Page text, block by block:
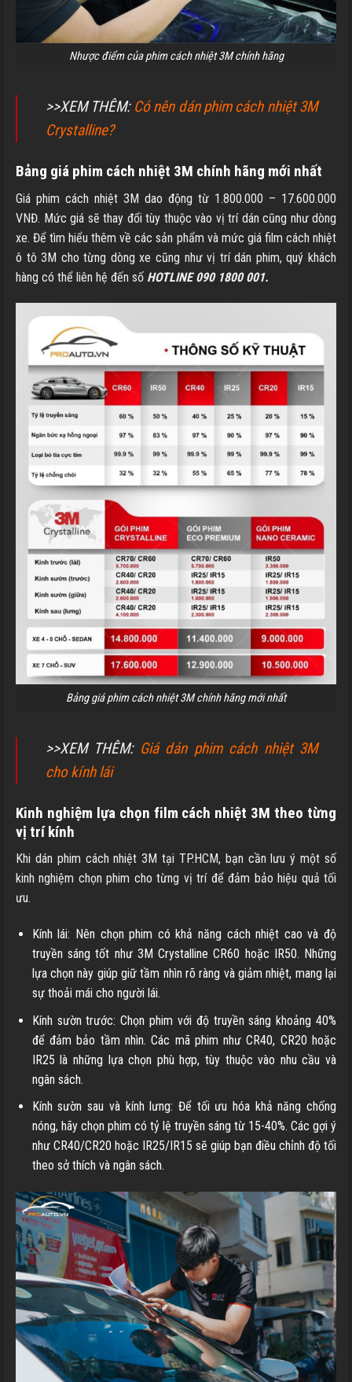
Nhược điểm của phim cách nhiệt 3M chính hãng
>>XEM THÊM:Có nên dán phim cách nhiệt 3M
Crystalline?
Bảng giá phim cách nhiệt 3M chính hãng mới nhất
Giá phim cách nhiệt 3M dao động từ 1.800.000 – 17.600.000
VNĐ. Mức giá sẽ thay đổi tùy thuộc vào vị trí dán cũng như dòng
xe. Để tìm hiểu thêm về các sản phẩm và mức giá film cách nhiệt
ô tô 3M cho từng dòng xe cũng như vị trí dán phim, quý khách
hàng có thể liên hệ đến số HOTLINE 090 1800 001.
Bảng giá phim cách nhiệt 3M chính hãng mới nhất
>>XEM THÊM: Giá dán phim cách nhiệt 3M
cho kính lái
Kinh nghiệm lựa chọn film cách nhiệt 3M theo từng
vị trí kính
Khi dán phim cách nhiệt 3M tại TP.HCM, bạn cần lưu ý một số
kinh nghiệm chọn phim cho từng vị trí để đảm bảo hiệu quả tối
ưu.
Kính lái: Nên chọn phim có khả năng cách nhiệt cao và độ
truyền sáng tốt như 3M Crystalline CR60 hoặc IR50. Những
lựa chọn này giúp giữ tầm nhìn rõ ràng và giảm nhiệt, mang lại
sự thoải mái cho người lái.
Kính sườn trước: Chọn phim với độ truyền sáng khoảng 40%
để đảm bảo tầm nhìn. Các mã phim như CR40, CR20 hoặc
IR25 là những lựa chọn phù hợp, tùy thuộc vào nhu cầu và
ngân sách.
Kính sườn sau và kính lưng: Để tối ưu hóa khả năng chống
nóng, hãy chọn phim có tỷ lệ truyền sáng từ 15-40%. Các gợi ý
như CR40/CR20 hoặc IR25/IR15 sẽ giúp bạn điều chỉnh độ tối
theo sở thích và ngân sách.